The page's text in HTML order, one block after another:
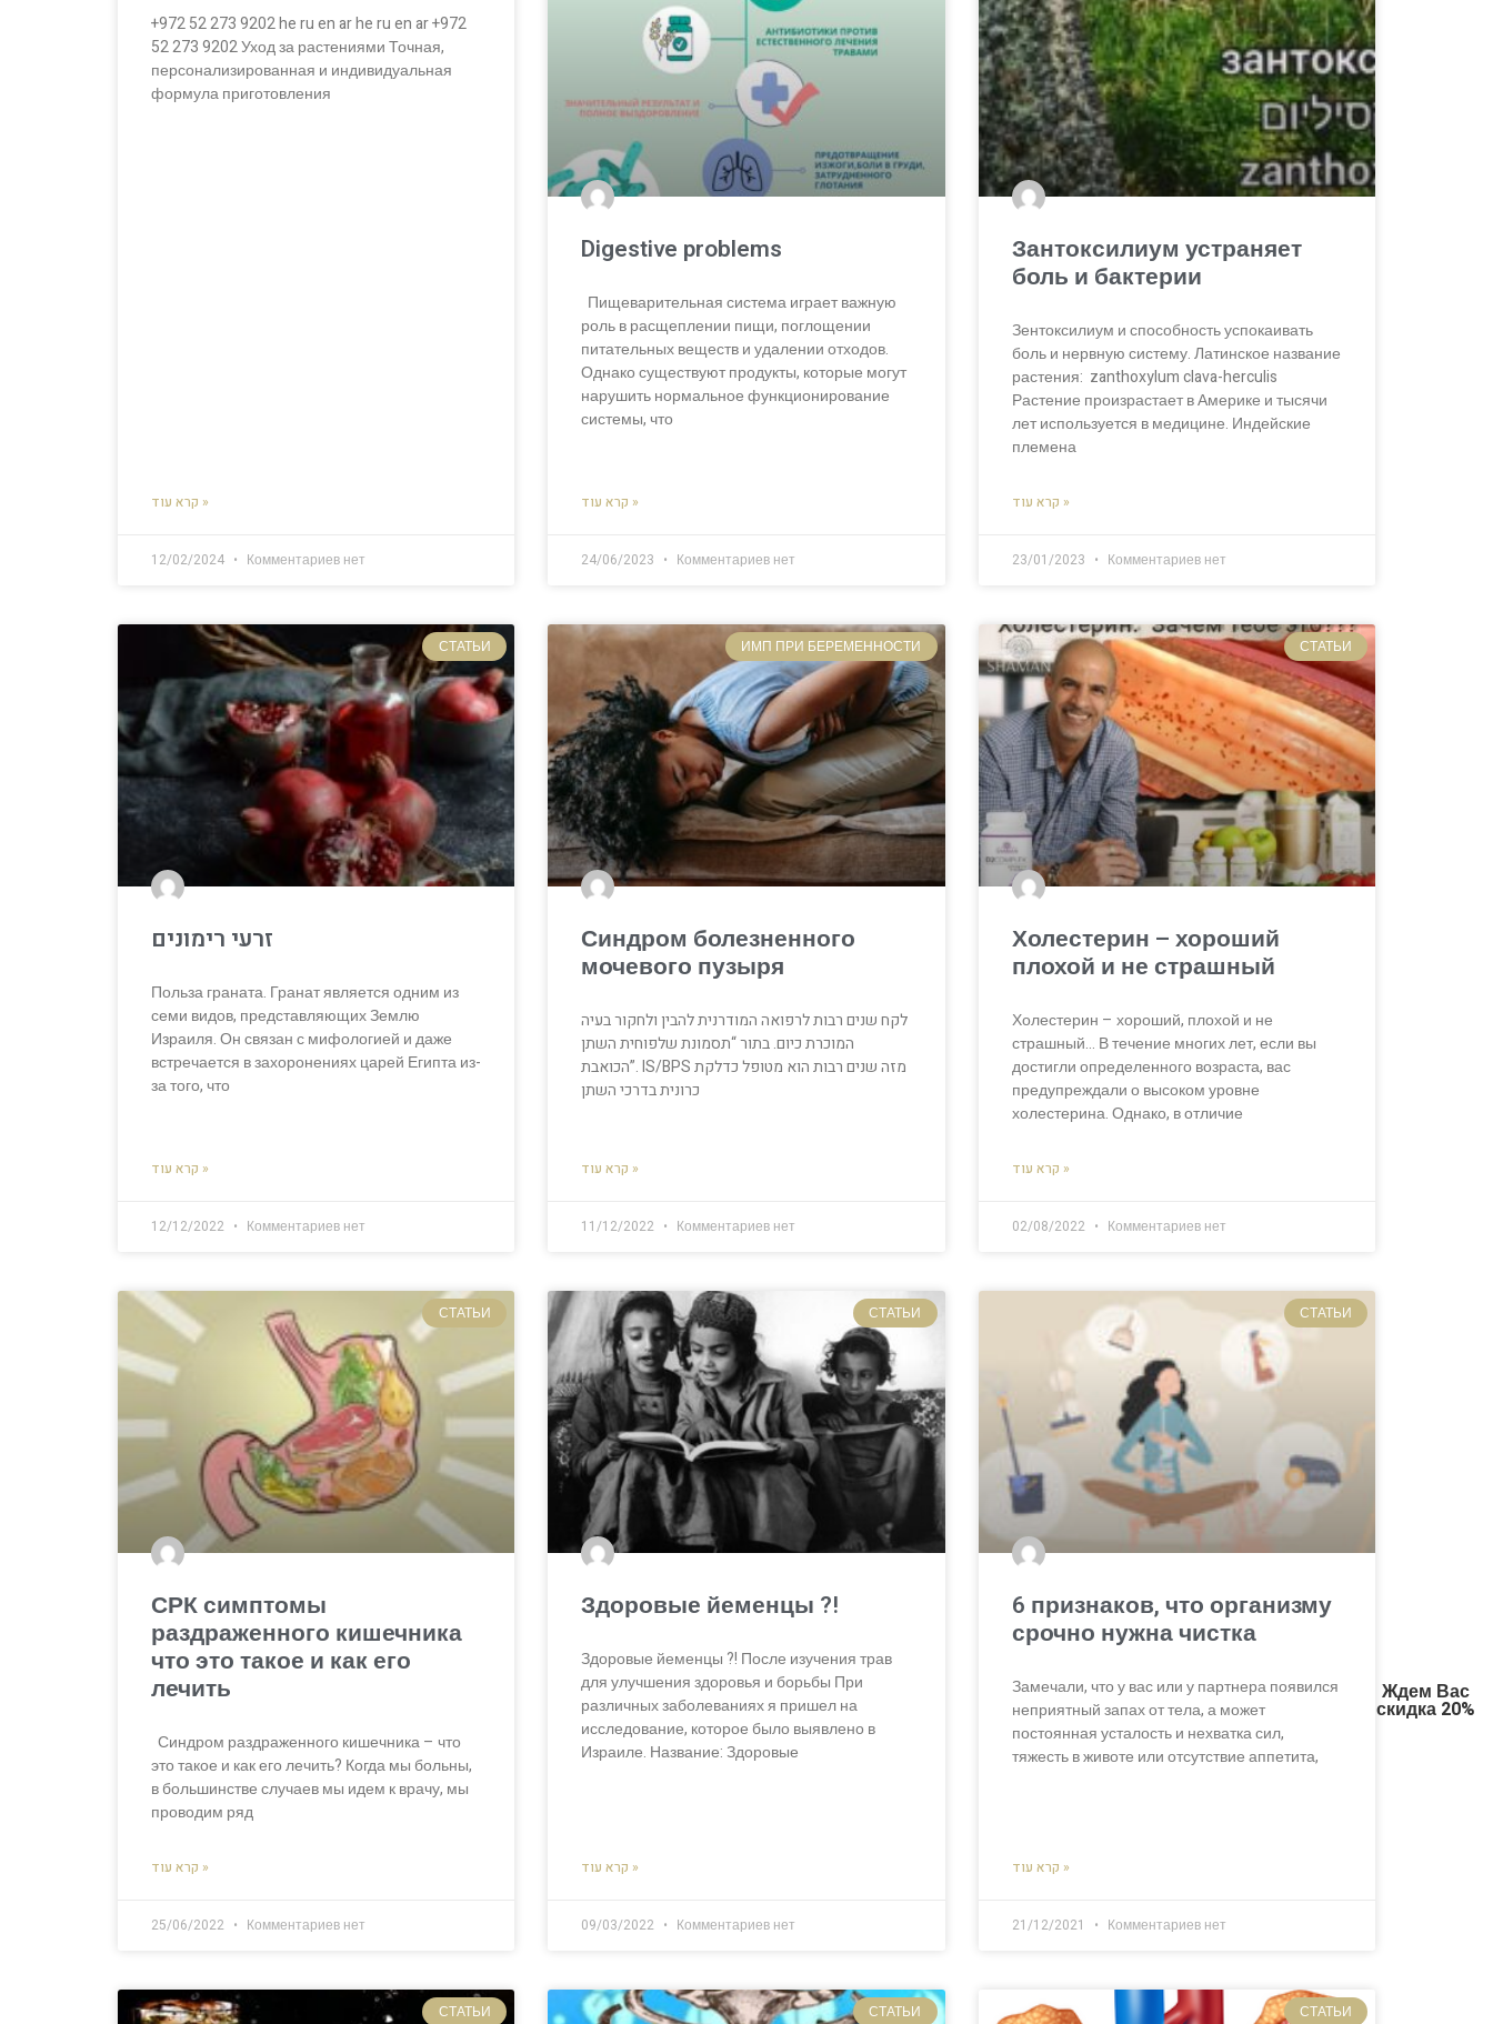
+972 52 273 9202 he ru en ar he ru en ar +972
52 273 9202 Уход за растениями Точная,
персонализированная и индивидуальная
формула приготовления
קרא עוד »
12/02/2024 Комментариев нет
Digestive problems
Пищеварительная система играет важную
роль в расщеплении пищи, поглощении
питательных веществ и удалении отходов.
Однако существуют продукты, которые могут
нарушить нормальное функционирование
системы, что
קרא עוד »
24/06/2023 Комментариев нет
Зантоксилиум устраняет
боль и бактерии
Зентоксилиум и способность успокаивать
боль и нервную систему. Латинское название
растения: zanthoxylum clava-herculis
Растение произрастает в Америке и тысячи
лет используется в медицине. Индейские
племена
קרא עוד »
23/01/2023 Комментариев нет
СТАТЬИ
זרעי רימונים
Польза граната. Гранат является одним из
семи видов, представляющих Землю
Израиля. Он связан с мифологией и даже
встречается в захоронениях царей Египта из-
за того, что
קרא עוד »
12/12/2022 Комментариев нет
ИМП ПРИ БЕРЕМЕННОСТИ
Синдром болезненного
мочевого пузыря
לקח שנים רבות לרפואה המודרנית להבין ולחקור בעיה
המוכרת כיום. בתור “תסמונת שלפוחית ​​​​השתן
הכואבת”. IS/BPS מזה שנים רבות הוא מטופל כדלקת
כרונית בדרכי השתן
קרא עוד »
11/12/2022 Комментариев нет
СТАТЬИ
Холестерин – хороший
плохой и не страшный
Холестерин – хороший, плохой и не
страшный… В течение многих лет, если вы
достигли определенного возраста, вас
предупреждали о высоком уровне
холестерина. Однако, в отличие
קרא עוד »
02/08/2022 Комментариев нет
СТАТЬИ
СРК симптомы
раздраженного кишечника
что это такое и как его
лечить
Синдром раздраженного кишечника – что
это такое и как его лечить? Когда мы больны,
в большинстве случаев мы идем к врачу, мы
проводим ряд
קרא עוד »
25/06/2022 Комментариев нет
СТАТЬИ
Здоровые йеменцы ?!
Здоровые йеменцы ?! После изучения трав
для улучшения здоровья и борьбы При
различных заболеваниях я пришел на
исследование, которое было выявлено в
Израиле. Название: Здоровые
קרא עוד »
09/03/2022 Комментариев нет
СТАТЬИ
6 признаков, что организму
срочно нужна чистка
Замечали, что у вас или у партнера появился
неприятный запах от тела, а может
постоянная усталость и нехватка сил,
тяжесть в животе или отсутствие аппетита,
קרא עוד »
21/12/2021 Комментариев нет
СТАТЬИ СТАТЬИ СТАТЬИ
Ждем Вас
скидка 20%